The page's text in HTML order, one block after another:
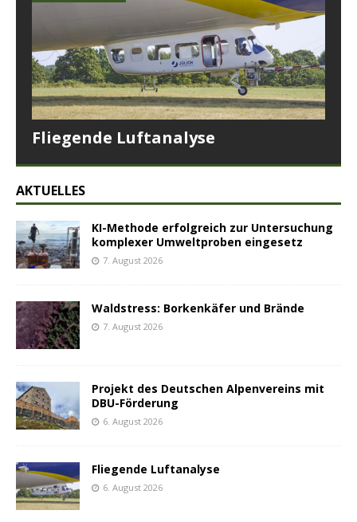
Fliegende Luftanalyse
AKTUELLES
KI-Methode erfolgreich zur Untersuchung
komplexer Umweltproben eingesetz
7. August 2026
Waldstress: Borkenkäfer und Brände
7. August 2026
Projekt des Deutschen Alpenvereins mit
DBU-Förderung
6. August 2026
Fliegende Luftanalyse
6. August 2026